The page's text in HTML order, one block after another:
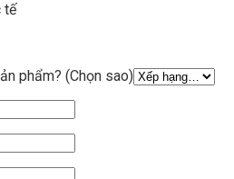
tế
phẩm? (Chọn sao)